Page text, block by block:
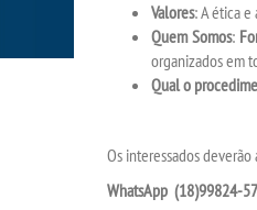
Valores: A ética
Quem Somos:
organizados em
Qual o
Os interessados
WhatsApp (18)99824-